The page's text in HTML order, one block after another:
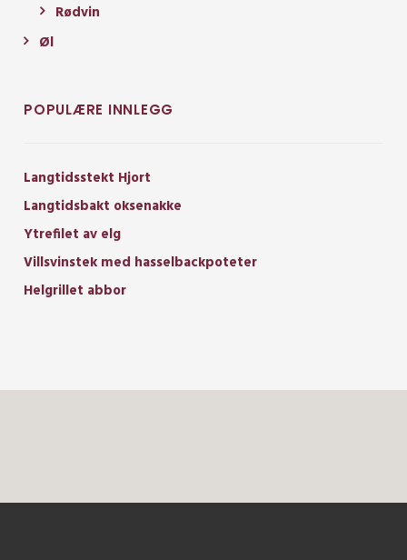
Rødvin
Øl
POPULÆRE INNLEGG
Langtidsstekt Hjort
Langtidsbakt oksenakke
Ytrefilet av elg
Villsvinstek med hasselbackpoteter
Helgrillet abbor